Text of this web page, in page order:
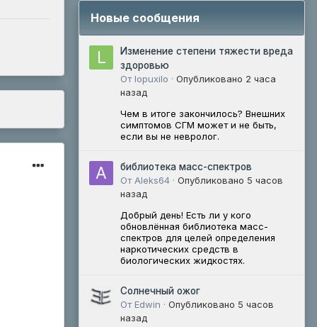
Новые сообщения
Изменение степени тяжести вреда
здоровью
От lopuxilo · Опубликовано 2 часа
назад
Чем в итоге закончилось? Внешних
симптомов СГМ может и не быть,
если вы не невролог.
библиотека масс-спектров
От Aleks64 · Опубликовано 5 часов
назад
Добрый день! Есть ли у кого
обновлённая библиотека масс-
спектров для целей определения
наркотических средств в
биологических жидкостях.
Солнечный ожог
От Edwin · Опубликовано 5 часов
назад